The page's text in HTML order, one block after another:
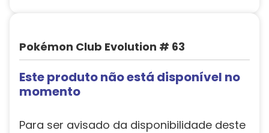
Pokémon Club Evolution # 63
Este produto não está disponível no
momento
Para ser avisado da disponibilidade deste